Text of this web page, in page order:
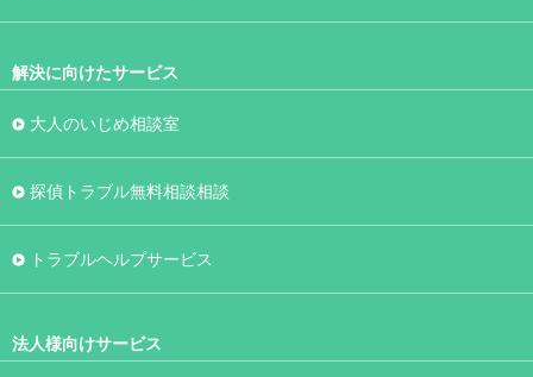
解決に向けたサービス
大人のいじめ相談室
探偵トラブル無料相談相談
トラブルヘルプサービス
法人様向けサービス